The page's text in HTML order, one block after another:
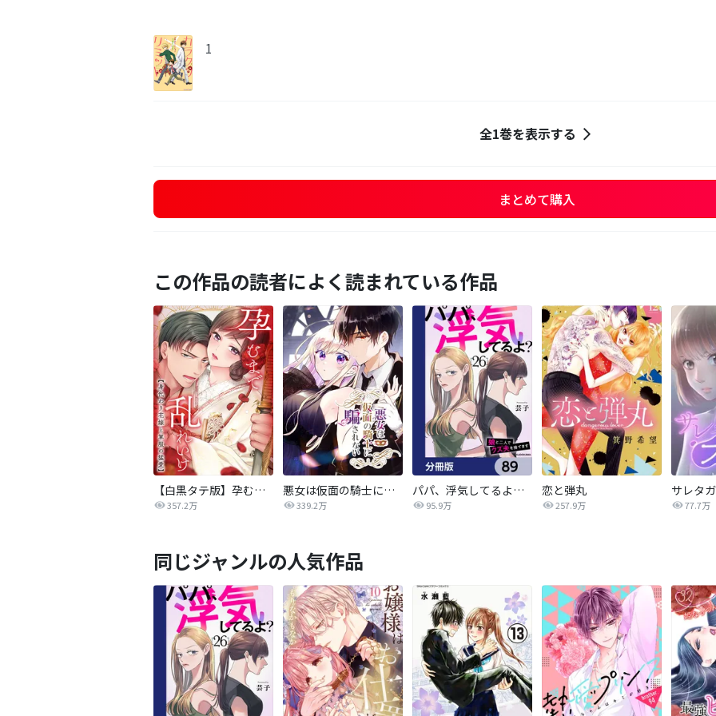
1
全1巻を表示する
まとめて購入
この作品の読者によく読まれている作品
【白黒タテ版】孕むまで乱れいけ～身代わり花嫁と軍服の猛愛
357.2万
悪女は仮面の騎士に騙されない
339.2万
パパ、浮気してるよ？娘と二人でクズ夫を捨てます【分冊版】
95.9万
恋と弾丸
257.9万 77.7万
同じジャンルの人気作品